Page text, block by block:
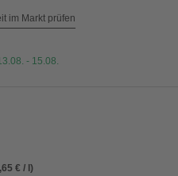
im Markt prüfen
- 15.08.
€ / l)